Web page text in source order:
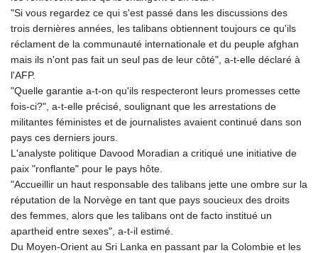
PGK 5.093937
PHP 70.183258
PKR 320.014324
PLN 4.299905
QAR 4.213648
RON 5.244583
RSD 117.338542
RWF 1694.978938
SAR 4.345489
SBD 9.325039
SCR 16.705092
SDG 694.263698
SEK 10.961095
SGD 1.477661
"Si vous regardez ce qui s'est passé dans les discussions des
trois dernières années, les talibans obtiennent toujours ce qu'ils
réclament de la communauté internationale et du peuple afghan
mais ils n'ont pas fait un seul pas de leur côté", a-t-elle déclaré à
l'AFP.
"Quelle garantie a-t-on qu'ils respecteront leurs promesses cette
fois-ci?", a-t-elle précisé, soulignant que les arrestations de
militantes féministes et de journalistes avaient continué dans son
pays ces derniers jours.
L'analyste politique Davood Moradian a critiqué une initiative de
paix "ronflante" pour le pays hôte.
"Accueillir un haut responsable des talibans jette une ombre sur la
réputation de la Norvège en tant que pays soucieux des droits
des femmes, alors que les talibans ont de facto institué un
apartheid entre sexes", a-t-il estimé.
Du Moyen-Orient au Sri Lanka en passant par la Colombie et les